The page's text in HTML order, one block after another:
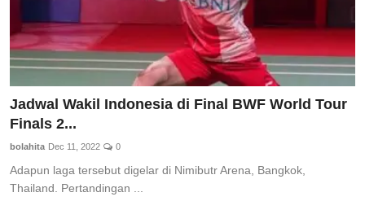
Jadwal Wakil Indonesia di Final BWF World Tour
Finals 2...
bolahita Dec 11, 2022 0
Adapun laga tersebut digelar di Nimibutr Arena, Bangkok,
Thailand. Pertandingan ...